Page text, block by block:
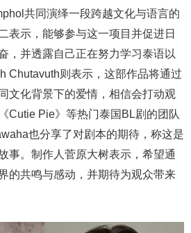
共同演绎一段跨越文化与语言的
表示，能够参与这一项目并促进日
，并透露自己正在努力学习泰语以
Chutavuth则表示，这部作品将通过
文化背景下的爱情，相信会打动观
Cutie Pie》等热门泰国BL剧的团队
也分享了对剧本的期待，称这是
事。制作人菅原大树表示，希望通
的共鸣与感动，并期待为观众带来